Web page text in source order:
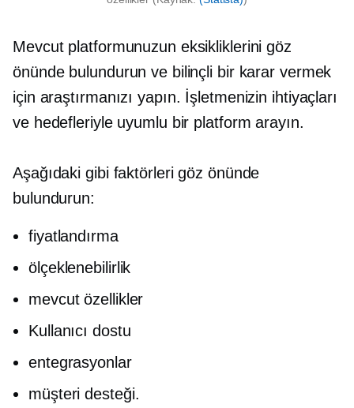
Mevcut platformunuzun eksikliklerini göz
önünde bulundurun ve bilinçli bir karar vermek
için araştırmanızı yapın. İşletmenizin ihtiyaçları
ve hedefleriyle uyumlu bir platform arayın.
Aşağıdaki gibi faktörleri göz önünde
bulundurun:
fiyatlandırma
ölçeklenebilirlik
mevcut özellikler
Kullanıcı dostu
entegrasyonlar
müşteri desteği.